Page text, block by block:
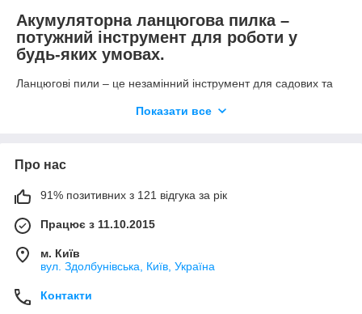
Акумуляторна ланцюгова пилка –
потужний інструмент для роботи у
будь-яких умовах.
Ланцюгові пили – це незамінний інструмент для садових та
види: бензинові, електричні та акумуляторні. Останнім часом
Нові літій-іонні батареї дозволяють таким пилам конкурувати
з електричними і навіть бензиновими аналогами.
Переваги акумуляторних пилок
Мобільність та автономність
Відсутність шкідливих викидів
Мінімальний рівень шуму
Показати все
Про нас
91% позитивних з 121 відгука за рік
Працює з 11.10.2015
м. Київ
вул. Здолбунівська, Київ, Україна
Контакти